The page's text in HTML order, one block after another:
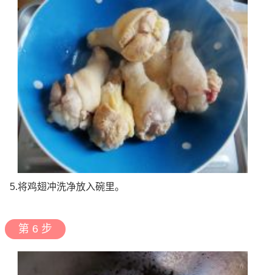
5.将鸡翅冲洗净放入碗里。
第 6 步